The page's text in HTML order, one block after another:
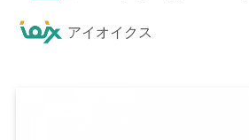
アイオイクス